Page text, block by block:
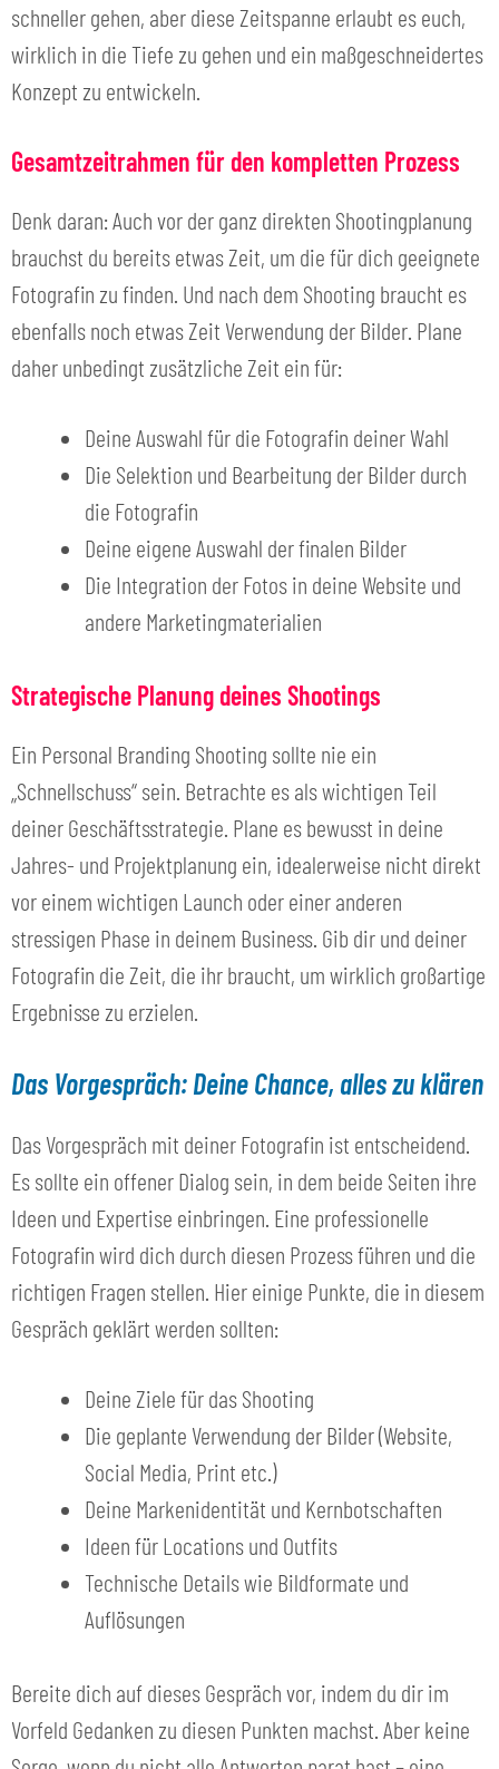
schneller gehen, aber diese Zeitspanne erlaubt es euch,
wirklich in die Tiefe zu gehen und ein maßgeschneidertes
Konzept zu entwickeln.
Gesamtzeitrahmen für den kompletten Prozess
Denk daran: Auch vor der ganz direkten Shootingplanung
brauchst du bereits etwas Zeit, um die für dich geeignete
Fotografin zu finden. Und nach dem Shooting braucht es
ebenfalls noch etwas Zeit Verwendung der Bilder. Plane
daher unbedingt zusätzliche Zeit ein für:
Deine Auswahl für die Fotografin deiner Wahl
Die Selektion und Bearbeitung der Bilder durch
die Fotografin
Deine eigene Auswahl der finalen Bilder
Die Integration der Fotos in deine Website und
andere Marketingmaterialien
Strategische Planung deines Shootings
Ein Personal Branding Shooting sollte nie ein
„Schnellschuss“ sein. Betrachte es als wichtigen Teil
deiner Geschäftsstrategie. Plane es bewusst in deine
Jahres- und Projektplanung ein, idealerweise nicht direkt
vor einem wichtigen Launch oder einer anderen
stressigen Phase in deinem Business. Gib dir und deiner
Fotografin die Zeit, die ihr braucht, um wirklich großartige
Ergebnisse zu erzielen.
Das Vorgespräch: Deine Chance, alles zu klären
Das Vorgespräch mit deiner Fotografin ist entscheidend.
Es sollte ein offener Dialog sein, in dem beide Seiten ihre
Ideen und Expertise einbringen. Eine professionelle
Fotografin wird dich durch diesen Prozess führen und die
richtigen Fragen stellen. Hier einige Punkte, die in diesem
Gespräch geklärt werden sollten:
Deine Ziele für das Shooting
Die geplante Verwendung der Bilder (Website,
Social Media, Print etc.)
Deine Markenidentität und Kernbotschaften
Ideen für Locations und Outfits
Technische Details wie Bildformate und
Auflösungen
Bereite dich auf dieses Gespräch vor, indem du dir im
Vorfeld Gedanken zu diesen Punkten machst. Aber keine